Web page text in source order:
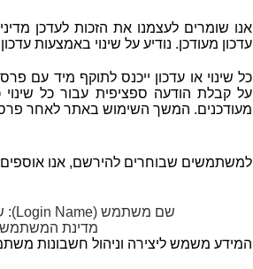
אנו שומרים לעצמנו את הזכות לעדכן
עדכון מעודכן. נודיע על שינוי באמצעות
כל שינוי או עדכון ייכנס לתוקף מיד עם
על קבלת הודעה ספציפית עבור כל שינוי
מעודכנים. המשך השימוש באתר לאחר
למשתמשים שבוחרים להירשם, אנו
שם משתמש (Login Name): שם תצוגה הנבחר על־ידי המשתמש לזיהוי באתר.
מדינת המשתמש
המידע משמש ליצירה וניהול חשבונות